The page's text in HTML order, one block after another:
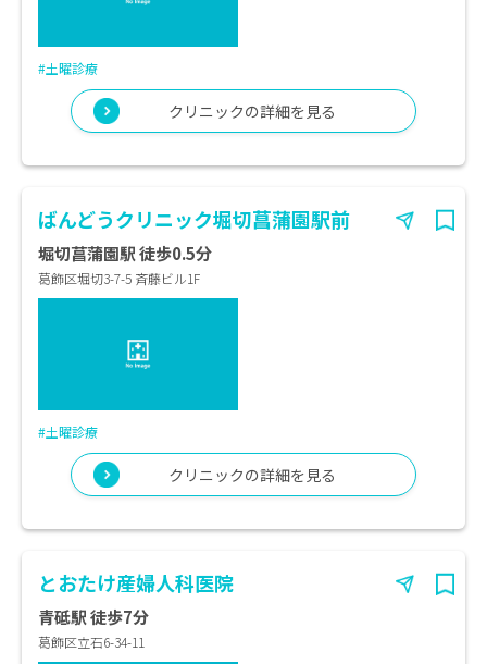
#土曜診療
クリニックの詳細を見る
ばんどうクリニック堀切菖蒲園駅前
堀切菖蒲園駅 徒歩0.5分
葛飾区堀切3-7-5 斉藤ビル1F
#土曜診療
クリニックの詳細を見る
とおたけ産婦人科医院
青砥駅 徒歩7分
葛飾区立石6-34-11